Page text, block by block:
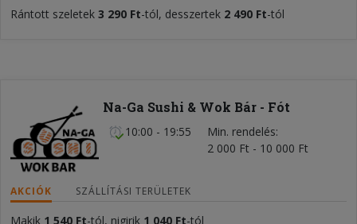
Rántott szeletek 3 290 Ft-tól, desszertek 2 490 Ft-tól
Na-Ga Sushi & Wok Bár - Fót
10:00 - 19:55
Min. rendelés
2 000 Ft - 10 000 Ft
AKCIÓK SZÁLLÍTÁSI TERÜLETEK
Makik 1 540 Ft-tól, nigirik 1 040 Ft-tól